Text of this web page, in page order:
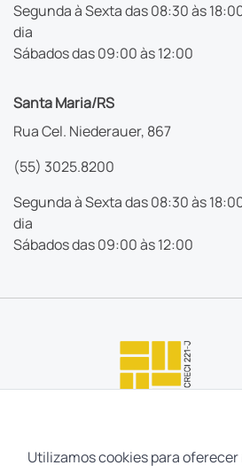
Segunda à Sexta das 08:30 às
dia
Sábados das 09:00 às 12:00
Santa Maria/RS
Rua Cel. Niederauer, 867
(55) 3025.8200
Segunda à Sexta das 08:30 às
dia
Sábados das 09:00 às 12:00
Utilizamos cookies para